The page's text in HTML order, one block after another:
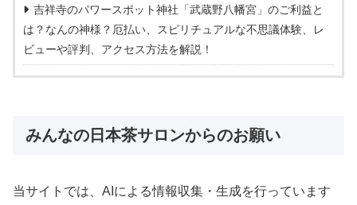
吉祥寺のパワースポット神社「武蔵野八幡宮」のご利益と
は？なんの神様？厄払い、スピリチュアルな不思議体験、レ
ビューや評判、アクセス方法を解説！
みんなの日本茶サロンからのお願い
当サイトでは、AIによる情報収集・生成を行っています